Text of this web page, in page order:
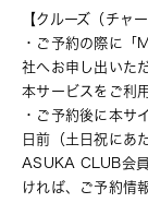
【クルーズ（チャ
・ご予約の際に
社へお申し出いた
本サービスをご利
・ご予約後に本サ
日前（土日祝にあ
ASUKA CLUB会
ければ、ご予約情